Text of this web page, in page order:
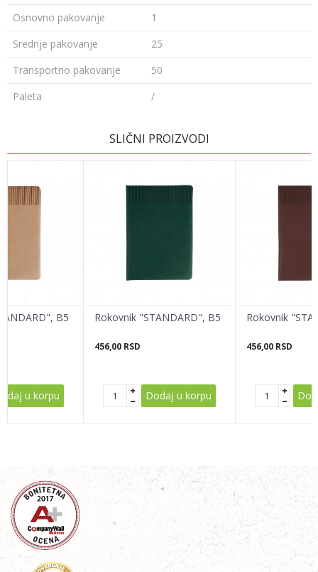
Osnovno pakovanje
1
Srednje pakovanje
25
Transportno pakovanje
50
Paleta
/
POŠALJI
SLIČNI PROIZVODI
B5
u korpu
Rokovnik "STANDARD", B5
456,00 RSD
Dodaj u korpu
Rokovnik
456,00 RSD